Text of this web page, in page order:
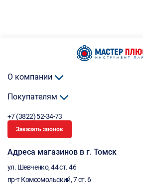
О компании
Покупателям
+7 (3822) 52-34-73
Заказать звонок
Адреса магазинов в г. Томск
ул. Шевченко, 44 ст. 46
пр-т Комсомольский, 7 ст. 6